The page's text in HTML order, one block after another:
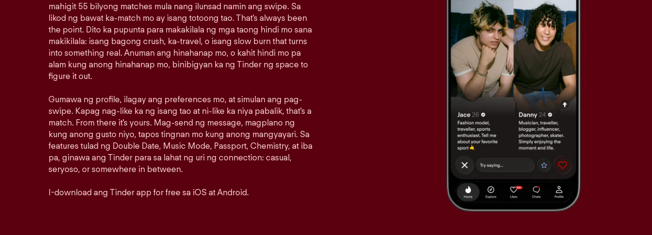
mahigit 55 bilyong matches mula nang ilunsad namin ang swipe. Sa
likod ng bawat ka-match mo ay isang totoong tao. That's always been
the point. Dito ka pupunta para makakilala ng mga taong hindi mo sana
makikilala: isang bagong crush, ka-travel, o isang slow burn that turns
into something real. Anuman ang hinahanap mo, o kahit hindi mo pa
alam kung anong hinahanap mo, binibigyan ka ng Tinder ng space to
figure it out.
Gumawa ng profile, ilagay ang preferences mo, at simulan ang pag-
swipe. Kapag nag-like ka ng isang tao at ni-like ka niya pabalik, that's a
match. From there it's yours. Mag-send ng message, magplano ng
kung anong gusto niyo, tapos tingnan mo kung anong mangyayari. Sa
features tulad ng Double Date, Music Mode, Passport, Chemistry, at iba
pa, ginawa ang Tinder para sa lahat ng uri ng connection: casual,
seryoso, or somewhere in between.
I-download ang Tinder app for free sa iOS at Android.